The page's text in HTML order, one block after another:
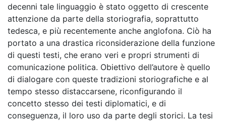
decenni tale linguaggio è stato oggetto di crescente
attenzione da parte della storiografia, soprattutto
tedesca, e più recentemente anche anglofona. Ciò ha
portato a una drastica riconsiderazione della funzione
di questi testi, che erano veri e propri strumenti di
comunicazione politica. Obiettivo dell’autore è quello
di dialogare con queste tradizioni storiografiche e al
tempo stesso distaccarsene, riconfigurando il
concetto stesso dei testi diplomatici, e di
conseguenza, il loro uso da parte degli storici. La tesi